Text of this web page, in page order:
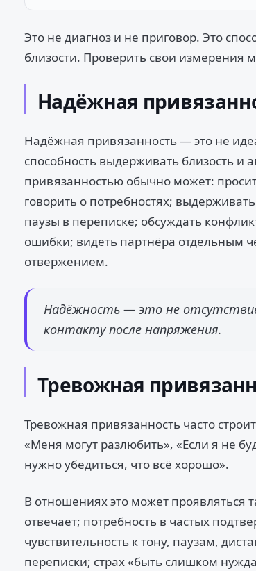
Это не диагноз и не приговор. Это
близости. Проверить свои измерения
Надёжная
Надёжная привязанность — это не
способность выдерживать близость
привязанностью обычно может:
говорить о потребностях;
паузы в переписке; обсуждать
ошибки; видеть партнёра отдельным
отвержением.
Надёжность — это не
контакту после напряжения.
Тревожная
Тревожная привязанность часто
«Меня могут разлюбить», «Если я не
нужно убедиться, что всё хорошо».
В отношениях это может проявляться
отвечает; потребность в частых
чувствительность к тону, паузам,
переписки; страх «быть слишком